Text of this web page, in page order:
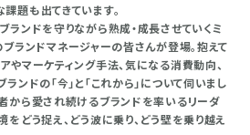
題も出てきています。
ランドを守りながら熟成・成長させていくミ
ランドマネージャーの皆さんが登場。抱えて
やマーケティング手法、気になる消費動向、
ンドの「今」と「これから」について伺いまし
から愛され続けるブランドを率いるリーダ
をどう捉え、どう波に乗り、どう壁を乗り越え